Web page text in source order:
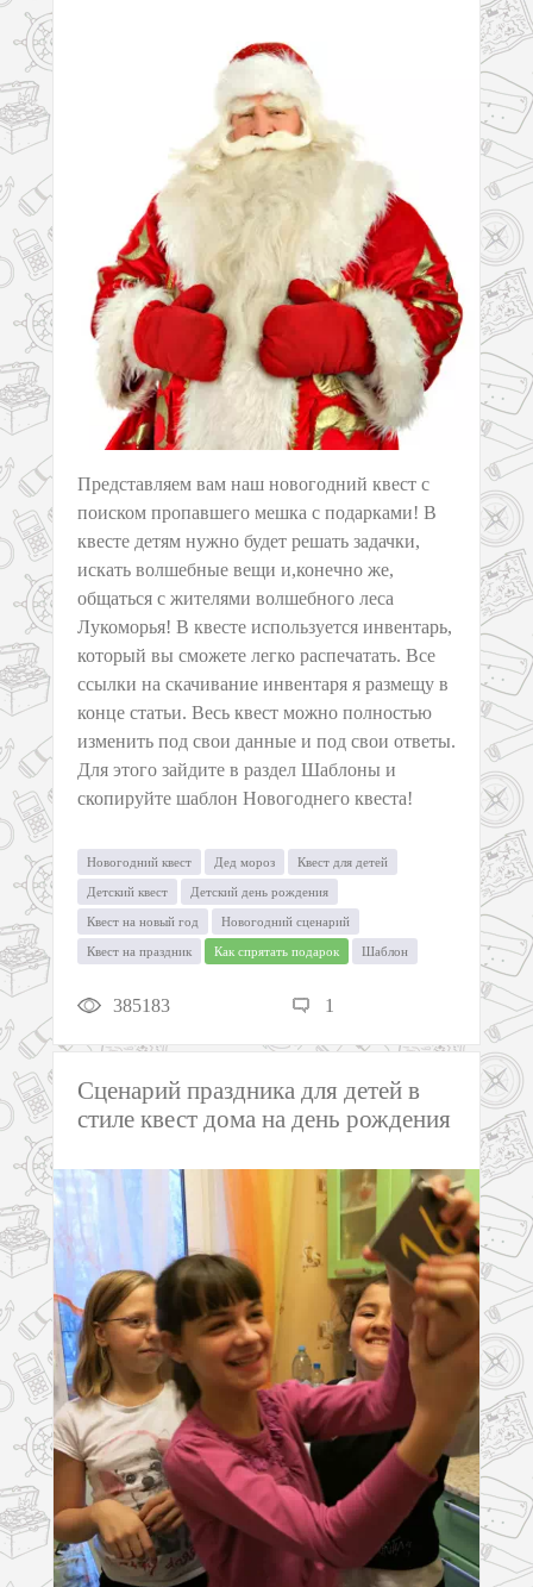
Представляем вам наш новогодний квест с
поиском пропавшего мешка с подарками! В
квесте детям нужно будет решать задачки,
искать волшебные вещи и,конечно же,
общаться с жителями волшебного леса
Лукоморья! В квесте используется инвентарь,
который вы сможете легко распечатать. Все
ссылки на скачивание инвентаря я размещу в
конце статьи. Весь квест можно полностью
изменить под свои данные и под свои ответы.
Для этого зайдите в раздел Шаблоны и
скопируйте шаблон Новогоднего квеста!
Новогодний квест Дед мороз Квест для детей
Детский квест Детский день рождения
Квест на новый год Новогодний сценарий
Квест на праздник Как спрятать подарок Шаблон
385183 1
Cценарий праздника для детей в
стиле квест дома на день рождения